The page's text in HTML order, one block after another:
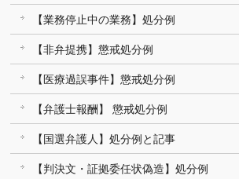
【業務停止中の業務】処分例
【非弁提携】懲戒処分例
【医療過誤事件】懲戒処分例
【弁護士報酬】 懲戒処分例
【国選弁護人】処分例と記事
【判決文・証拠委任状偽造】処分例